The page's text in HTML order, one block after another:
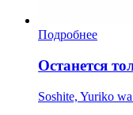
Подробнее
Останется
Soshite, Yuriko